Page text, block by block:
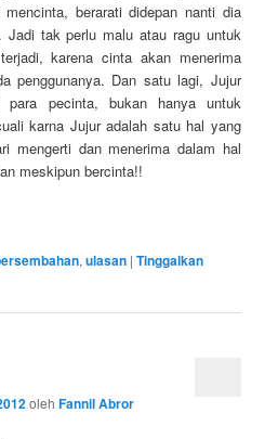
berarati didepan nanti dia
Jadi tak perlu malu atau ragu untuk
karena cinta akan menerima
penggunanya. Dan satu lagi, Jujur
para pecinta, bukan hanya untuk
karna Jujur adalah satu hal yang
mengerti dan menerima dalam hal
meskipun bercinta!!
,ulasan |Tinggalkan
olehFannil Abror